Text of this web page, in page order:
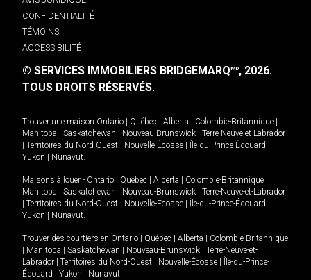
CONFIDENTIALITÉ
TÉMOINS
ACCESSIBILITÉ
© SERVICES IMMOBILIERS BRIDGEMARQMD, 2026.
TOUS DROITS RÉSERVÉS.
Trouver une maison Ontario Québec Alberta Colombie-Britannique
Manitoba
Saskatchewan Nouveau-Brunswick
Terre-Neuve-et-Labrador
Territoires du Nord-Ouest Nouvelle-Écosse Île-du-Prince-Édouard
Yukon
Nunavut.
Maisons à louer - Ontario Québec Alberta Colombie-Britannique
Manitoba
Saskatchewan Nouveau-Brunswick
Terre-Neuve-et-Labrador
Territoires du Nord-Ouest Nouvelle-Écosse Île-du-Prince-Édouard
Yukon
Nunavut.
Trouver des courtiers en Ontario Québec Alberta
Colombie-Britannique
Manitoba Saskatchewan Nouveau-Brunswick
Terre-Neuve-et-
Labrador
Territoires du Nord-Ouest Nouvelle-Écosse
Île-du-Prince-
Édouard
Yukon Nunavut